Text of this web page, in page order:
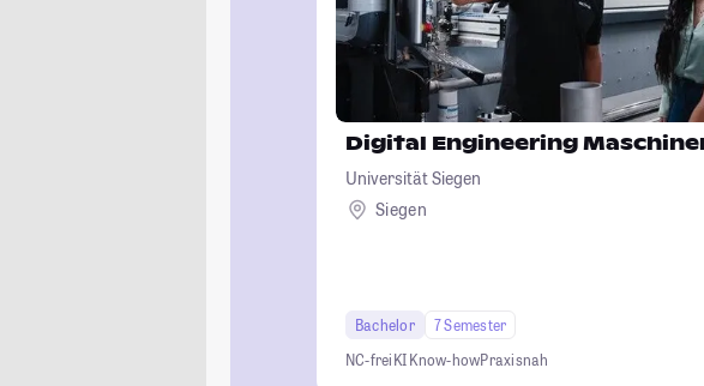
Digital Engineering
Universität Siegen
Siegen
Bachelor
7 Semester
NC-freiKI Know-howPraxisnah